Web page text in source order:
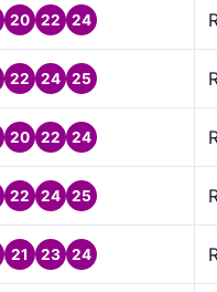
20 22 24
22 24 25
20 22 24
22 24 25
21 23 24